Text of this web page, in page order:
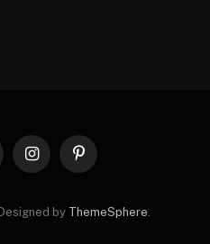
InstagramPinterest
by ThemeSphere